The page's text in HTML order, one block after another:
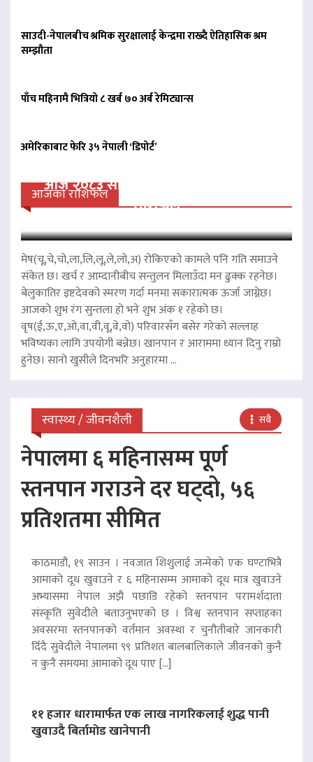
साउदी-नेपालबीच श्रमिक सुरक्षालाई केन्द्रमा राख्दै ऐतिहासिक श्रम
सम्झौता
पाँच महिनामै भित्रियो ८ खर्ब ७० अर्ब रेमिट्यान्स
अमेरिकाबाट फेरि ३५ नेपाली ‘डिपोर्ट’
आजको राशिफल
आज २०८३ साल साउन २१ गते बिहीवारको
राशिफल
मेष(चू,चे,चो,ला,लि,लू,ले,लो,अ) रोकिएको कामले पनि गति समाउने
संकेत छ। खर्च र आम्दानीबीच सन्तुलन मिलाउँदा मन ढुक्क रहनेछ।
बेलुकातिर इष्टदेवको स्मरण गर्दा मनमा सकारात्मक ऊर्जा जाग्नेछ।
आजको शुभ रंग सुन्तला हो भने शुभ अंक १ रहेको छ।
वृष(ई,ऊ,ए,ओ,वा,वी,वू,वे,वो) परिवारसँग बसेर गरेको सल्लाह
भविष्यका लागि उपयोगी बन्नेछ। खानपान र आराममा ध्यान दिनु राम्रो
हुनेछ। सानो खुसीले दिनभरि अनुहारमा ...
स्वास्थ्य / जीवनशैली सबै
नेपालमा ६ महिनासम्म पूर्ण
स्तनपान गराउने दर घट्दो, ५६
प्रतिशतमा सीमित
काठमाडौं, १९ साउन । नवजात शिशुलाई जन्मेको एक घण्टाभित्रै
आमाको दूध खुवाउने र ६ महिनासम्म आमाको दूध मात्र खुवाउने
अभ्यासमा नेपाल अझै पछाडि रहेको स्तनपान परामर्शदाता
संस्कृति सुवेदीले बताउनुभएको छ । विश्व स्तनपान सप्ताहका
अवसरमा स्तनपानको वर्तमान अवस्था र चुनौतीबारे जानकारी
दिँदै सुवेदीले नेपालमा ९९ प्रतिशत बालबालिकाले जीवनको कुनै
न कुनै समयमा आमाको दूध पाए […]
११ हजार धारामार्फत एक लाख नागरिकलाई शुद्ध पानी
खुवाउदै बिर्तामोड खानेपानी